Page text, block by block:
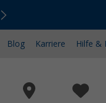
Blog Karriere Hilfe &